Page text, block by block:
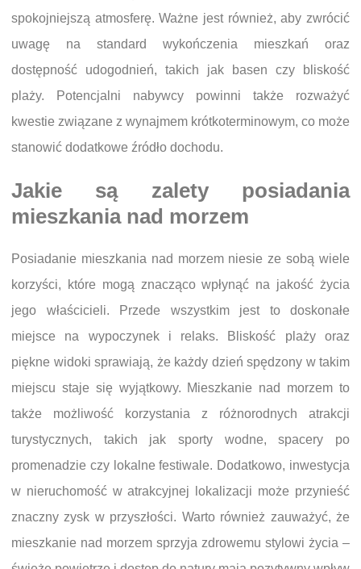
spokojniejszą atmosferę. Ważne jest również, aby zwrócić
uwagę na standard wykończenia mieszkań oraz
dostępność udogodnień, takich jak basen czy bliskość
plaży. Potencjalni nabywcy powinni także rozważyć
kwestie związane z wynajmem krótkoterminowym, co może
stanowić dodatkowe źródło dochodu.
Jakie są zalety posiadania
mieszkania nad morzem
Posiadanie mieszkania nad morzem niesie ze sobą wiele
korzyści, które mogą znacząco wpłynąć na jakość życia
jego właścicieli. Przede wszystkim jest to doskonałe
miejsce na wypoczynek i relaks. Bliskość plaży oraz
piękne widoki sprawiają, że każdy dzień spędzony w takim
miejscu staje się wyjątkowy. Mieszkanie nad morzem to
także możliwość korzystania z różnorodnych atrakcji
turystycznych, takich jak sporty wodne, spacery po
promenadzie czy lokalne festiwale. Dodatkowo, inwestycja
w nieruchomość w atrakcyjnej lokalizacji może przynieść
znaczny zysk w przyszłości. Warto również zauważyć, że
mieszkanie nad morzem sprzyja zdrowemu stylowi życia –